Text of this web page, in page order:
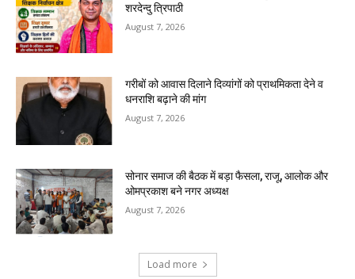
शरदेन्दु त्रिपाठी
August 7, 2026
गरीबों को आवास दिलाने दिव्यांगों को प्राथमिकता देने व
धनराशि बढ़ाने की मांग
August 7, 2026
सोनार समाज की बैठक में बड़ा फैसला, राजू, आलोक और
ओमप्रकाश बने नगर अध्यक्ष
August 7, 2026
Load more